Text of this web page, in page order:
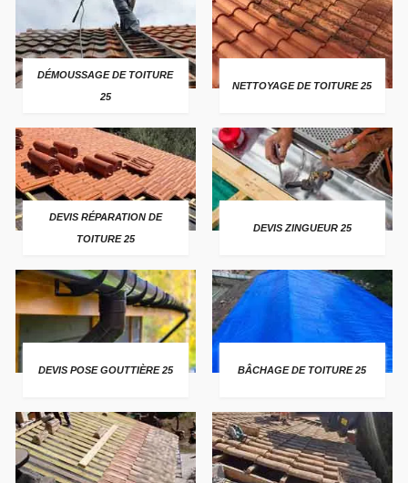
DÉMOUSSAGE DE TOITURE
25
NETTOYAGE DE TOITURE 25
DEVIS RÉPARATION DE
TOITURE 25
DEVIS ZINGUEUR 25
DEVIS POSE GOUTTIÈRE 25 BÂCHAGE DE TOITURE 25